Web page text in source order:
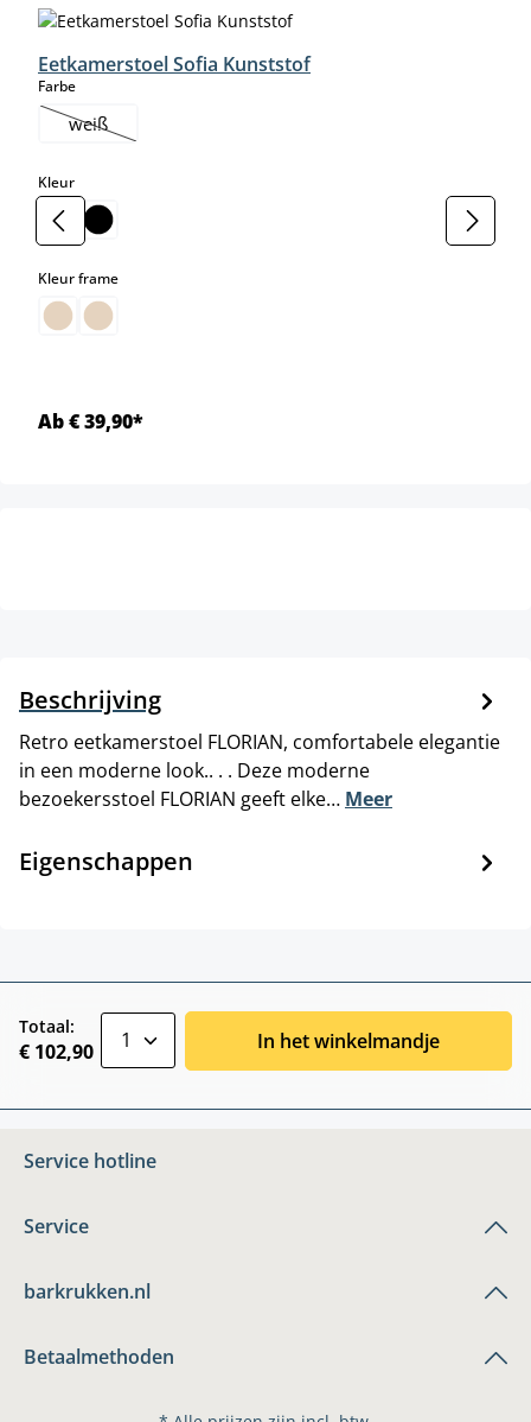
Eetkamerstoel Sofia Kunststof
Farbeselect
weiß
(Deze optie is momenteel niet beschikbaar.)
Kleurselect
Kleur frameselect
Ab € 39,90*
Beschrijving
Retro eetkamerstoel FLORIAN, comfortabele elegantie
in een moderne look.. . . Deze moderne
bezoekersstoel FLORIAN geeft elke… Meer
Eigenschappen
Totaal:
€ 102,90 In het winkelmandje
Service hotline
Service
barkrukken.nl
Betaalmethoden